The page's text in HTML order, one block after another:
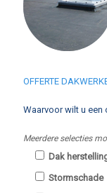
OFFERTE
Waarvoor wilt u
Meerdere selecties
Dak
Stormschade